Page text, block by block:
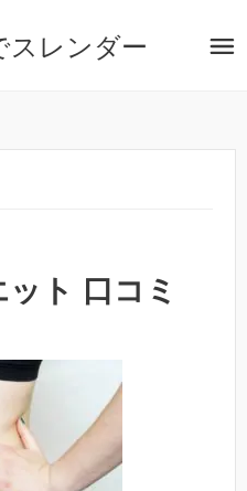
スレンダー
ト 口コミ